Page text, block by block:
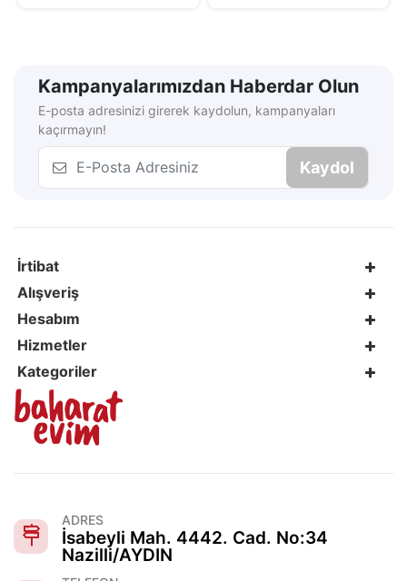
Kampanyalarımızdan Haberdar Olun
E-posta adresinizi girerek kaydolun, kampanyaları
kaçırmayın!
Kaydol
İrtibat
Alışveriş
Hesabım
Hizmetler
Kategoriler
ADRES
İsabeyli Mah. 4442. Cad. No:34
Nazilli/AYDIN